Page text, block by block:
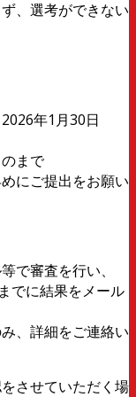
、選考ができない
年1月30日
まで
にご提出をお願い
で審査を行い、
でに結果をメール
、詳細をご連絡い
させていただく場